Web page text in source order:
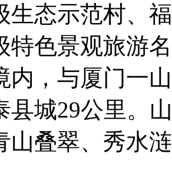
生态示范村、
特色景观旅游
内，与厦门一
县城29公里。
山叠翠、秀水